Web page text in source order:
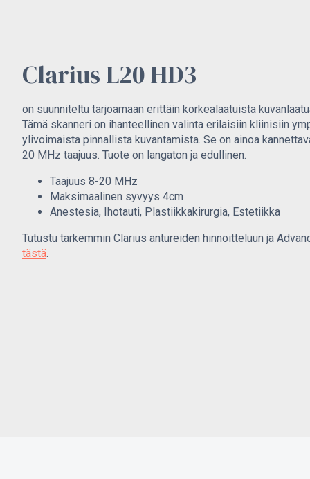
Clarius L20 HD3
on suunniteltu tarjoamaan erittäin korkealaatuista
Tämä skanneri on ihanteellinen valinta erilaisiin kliinisiin
ylivoimaista pinnallista kuvantamista. Se on ainoa
20 MHz taajuus. Tuote on langaton ja edullinen.
Taajuus 8-20 MHz
Maksimaalinen syvyys 4cm
Anestesia, Ihotauti, Plastiikkakirurgia, Estetiikka
Tutustu tarkemmin Clarius antureiden hinnoitteluun ja
tästä.